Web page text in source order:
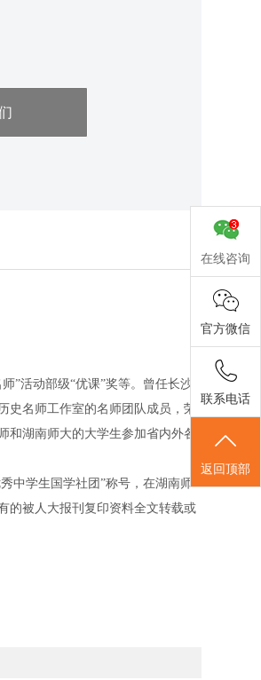
”活动部级“优课”奖等。曾任长沙
史名师工作室的名师团队成员，荣
和湖南师大的大学生参加省内外各
中学生国学社团”称号，在湖南师
的被人大报刊复印资料全文转载或
在线咨询
官方微信
联系电话
返回顶部